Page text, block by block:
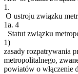
1.
O ustroju związku
1a. 4
Statut związku
1)
zasady rozpatrywania
metropolitalnego,
powiatów o włączenie